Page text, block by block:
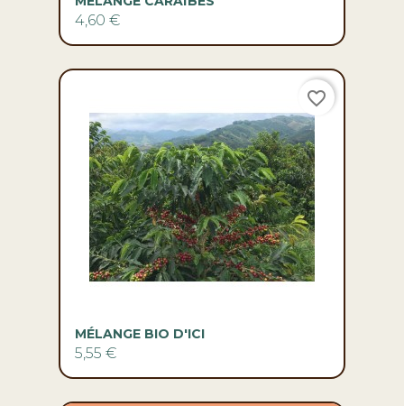
4,60 €
MÉLANGE BIO D'ICI
5,55 €
favorite_border